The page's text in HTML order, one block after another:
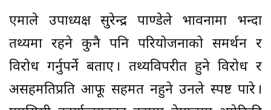
एमाले उपाध्यक्ष सुरेन्द्र पाण्डेले भावनामा भन्दा
तथ्यमा रहने कुनै पनि परियोजनाको समर्थन र
विरोध गर्नुपर्ने बताए । तथ्यविपरीत हुने विरोध र
असहमतिप्रति आफू सहमत नहुने उनले स्पष्ट पारे ।